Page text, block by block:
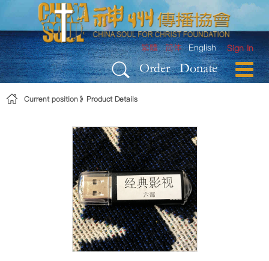
Skip to Content
Sign In
繁體 简体 English
Order Donate
Current position Product Details